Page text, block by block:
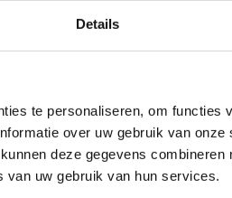
Details
te personaliseren, om functies
over uw gebruik van
deze gegevens
uw gebruik van hun services.